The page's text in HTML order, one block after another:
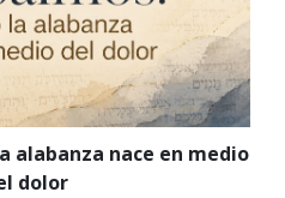
alabanza nace en medio
dolor